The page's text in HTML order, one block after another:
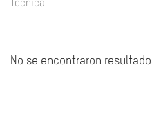
Tecnica
No se encontraron